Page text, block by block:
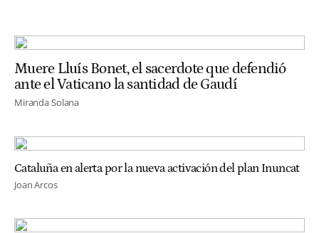
Muere Lluís Bonet, el sacerdote que defendió
ante el Vaticano la santidad de Gaudí
Miranda Solana
Cataluña en alerta por la nueva activación del plan Inuncat
Joan Arcos